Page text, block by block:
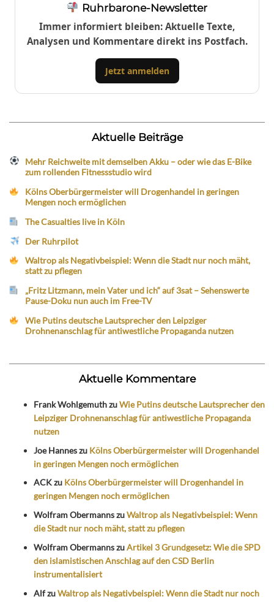
Ruhrbarone-Newsletter
Immer informiert bleiben: Aktuelle Texte,
Analysen und Kommentare direkt ins Postfach.
Jetzt anmelden
Aktuelle Beiträge
Mehr Reichweite mit demselben Akku – oder wie das E-Bike
zum rollenden Fitnessstudio wird
Kölns Oberbürgermeister will Drogenhandel in geringen
Mengen noch ermöglichen
The Casualties live in Köln
Der Ruhrpilot
Waltrop als Negativbeispiel: Wenn die Stadt nur noch mäht,
statt zu pflegen
„Fritz Litzmann, mein Vater und ich“ auf 3sat – Sehenswerte
Pause-Doku nun auch im Free-TV
Wie Putins deutsche Lautsprecher den Leipziger
Drohnenanschlag für antiwestliche Propaganda nutzen
Aktuelle Kommentare
Frank WohlgemuthzuWie Putins deutsche Lautsprecher den
Leipziger Drohnenanschlag für antiwestliche Propaganda
nutzen
Joe Hanneszu Kölns Oberbürgermeister will Drogenhandel
in geringen Mengen noch ermöglichen
ACKzu Kölns Oberbürgermeister will Drogenhandel in
geringen Mengen noch ermöglichen
Wolfram ObermannszuWaltrop als Negativbeispiel: Wenn
die Stadt nur noch mäht, statt zu pflegen
Wolfram ObermannszuArtikel 3 Grundgesetz: Wie die SPD
den islamistischen Anschlag auf den CSD Berlin
instrumentalisiert
AlfzuWaltrop als Negativbeispiel: Wenn die Stadt nur noch